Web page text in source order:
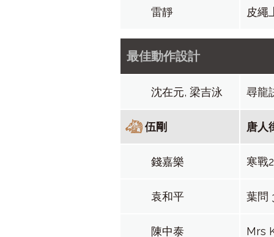
雷靜 皮繩
最佳動作設計
沈在元, 梁吉泳 尋龍
伍剛 唐人
錢嘉樂 寒戰2
袁和平 葉問
陳中泰 Mrs